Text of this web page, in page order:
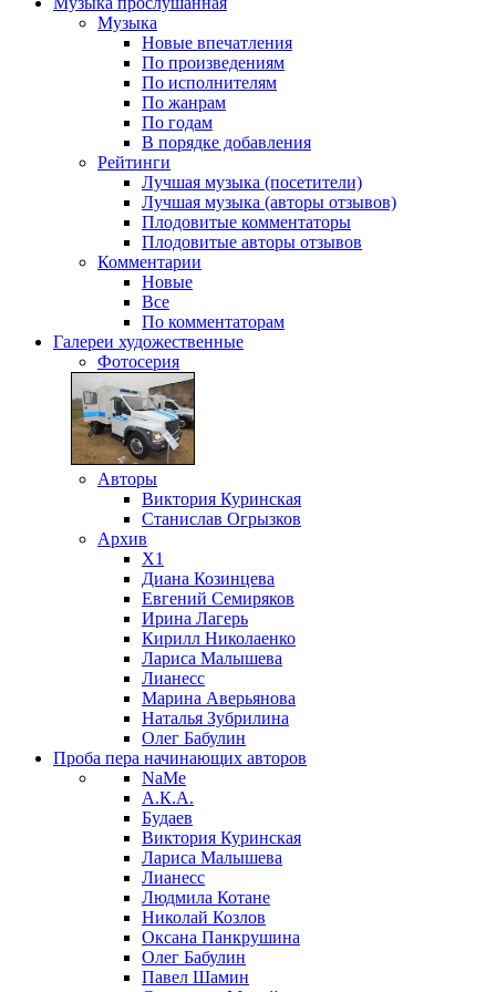
Музыка
Новые впечатления
По произведениям
По исполнителям
По жанрам
По годам
В порядке добавления
Рейтинги
Лучшая музыка (посетители)
Лучшая музыка (авторы отзывов)
Плодовитые комментаторы
Плодовитые авторы отзывов
Комментарии
Новые
Все
По комментаторам
Галереи художественные
Фотосерия
Авторы
Виктория Куринская
Станислав Огрызков
Архив
X1
Диана Козинцева
Евгений Семиряков
Ирина Лагерь
Кирилл Николаенко
Лариса Малышева
Лианесс
Марина Аверьянова
Наталья Зубрилина
Олег Бабулин
Проба пера начинающих авторов
NaMe
А.К.А.
Будаев
Виктория Куринская
Лариса Малышева
Лианесс
Людмила Котане
Николай Козлов
Оксана Панкрушина
Олег Бабулин
Павел Шамин